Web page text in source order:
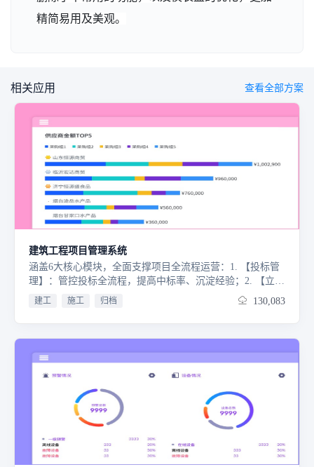
精简易用及美观。
相关应用 查看全部方案
建筑工程项目管理系统
涵盖6大核心模块，全面支撑项目全流程运营：1. 【投标管
理】：管控投标全流程，提高中标率、沉淀经验；2. 【立项
审批】：规范立项流程，确保项目合规；3. 【预算管控】：
监控成本，规避超支风险；4. 【施工管理】：管控施工过
提效；6. 【回款跟踪】：触发回款提醒，保障资金回笼；全
流程数据互通智能分析，助力管理者精准决策、审计合规追
溯、执行人员高效协同，实现项目效益最大化。免费试用15
天，满意后再付款，使用不满意随时退款
建工 施工 归档 130,083